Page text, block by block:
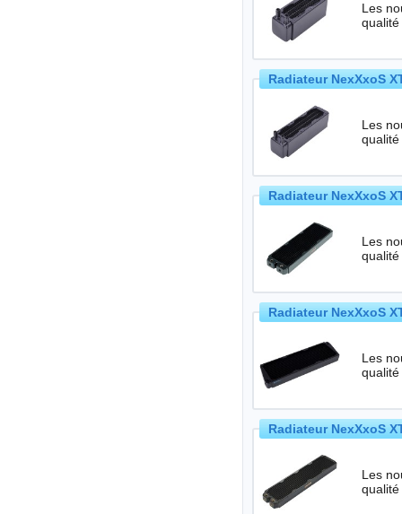
Les
Radiateur NexXxoS
Les
Radiateur NexXxoS
Les
Radiateur NexXxoS
Les
Radiateur NexXxoS
Les